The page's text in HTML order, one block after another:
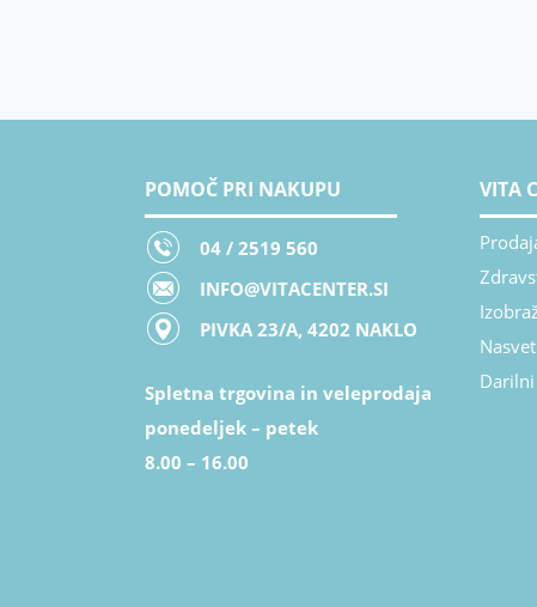
POMOČ PRI NAKUPU
04 / 2519 560
INFO@VITACENTER.SI
PIVKA 23/A, 4202 NAKLO
Spletna trgovina in veleprodaja
ponedeljek – petek
8.00 – 16.00
VITA